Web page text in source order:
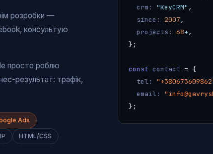
розробки —
консультую
просто роблю
результат: трафік,
Ads
HTML/CSS
crm:
"KeyCRM" ,
since:
2007,
projects:
68+,
};
const contact = {
tel:
email:
};